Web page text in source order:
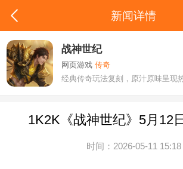
新闻详情
战神世纪
网页游戏传奇
经典传奇玩法复刻，原汁原味呈现
1K2K《战神世纪》5月12
时间：2026-05-11 15:18